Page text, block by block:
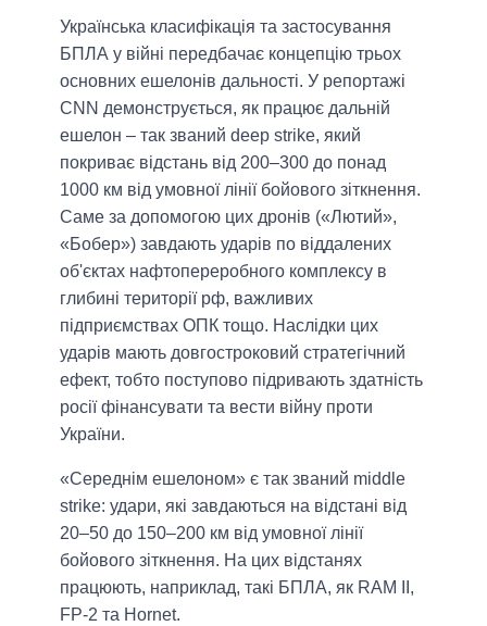
Українська класифікація та застосування
БПЛА у війні передбачає концепцію трьох
основних ешелонів дальності. У репортажі
CNN демонструється, як працює дальній
ешелон – так званий deep strike, який
покриває відстань від 200–300 до понад
1000 км від умовної лінії бойового зіткнення.
Саме за допомогою цих дронів («Лютий»,
«Бобер») завдають ударів по віддалених
об'єктах нафтопереробного комплексу в
глибині території рф, важливих
підприємствах ОПК тощо. Наслідки цих
ударів мають довгостроковий стратегічний
ефект, тобто поступово підривають здатність
росії фінансувати та вести війну проти
України.
«Середнім ешелоном» є так званий middle
strike: удари, які завдаються на відстані від
20–50 до 150–200 км від умовної лінії
бойового зіткнення. На цих відстанях
працюють, наприклад, такі БПЛА, як RAM II,
FP-2 та Hornet.